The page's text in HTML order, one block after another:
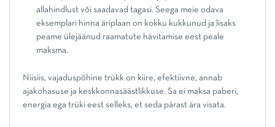
allahindlust või saadavad tagasi. Seega meie odava
eksemplari hinna äriplaan on kokku kukkunud ja lisaks
peame ülejäänud raamatute hävitamise eest peale
maksma.
Niisiis, vajaduspõhine trükk on kiire, efektiivne, annab
ajakohasuse ja keskkonnasäästlikkuse. Sa ei maksa paberi,
energia ega trüki eest selleks, et seda pärast ära visata.